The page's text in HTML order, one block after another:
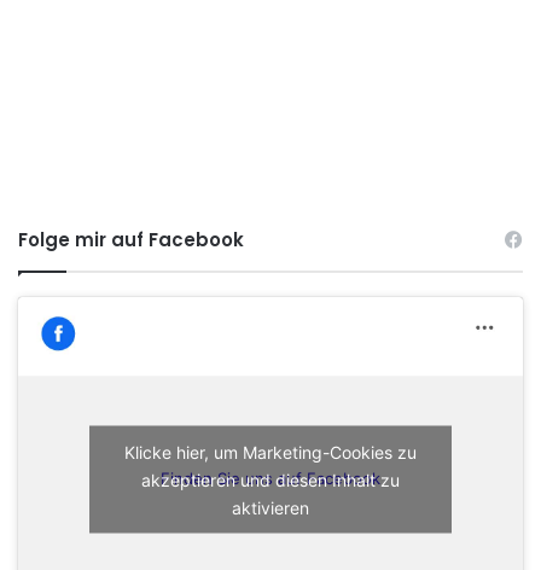
Folge mir auf Facebook
Finden Sie uns auf Facebook
Klicke hier, um Marketing-Cookies zu
akzeptieren und diesen Inhalt zu
aktivieren